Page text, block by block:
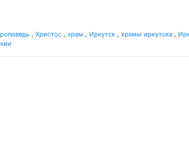
, Христос , храм , Иркутск , храмы иркутска ,